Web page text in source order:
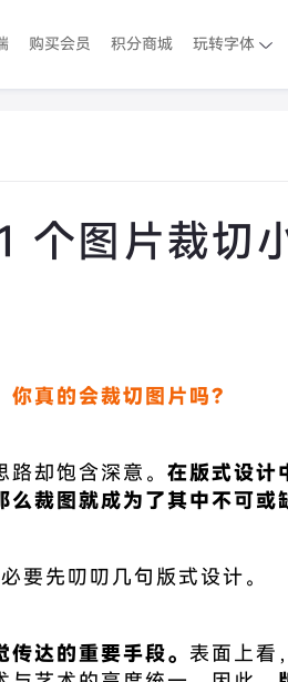
购买会员 积分商城 玩转字体
个图片裁切
真的会裁切图片吗？
却饱含深意。 在版式设计
裁图就成为了其中不可或
要先叨叨几句版式设计。
达的重要手段。 表面上看